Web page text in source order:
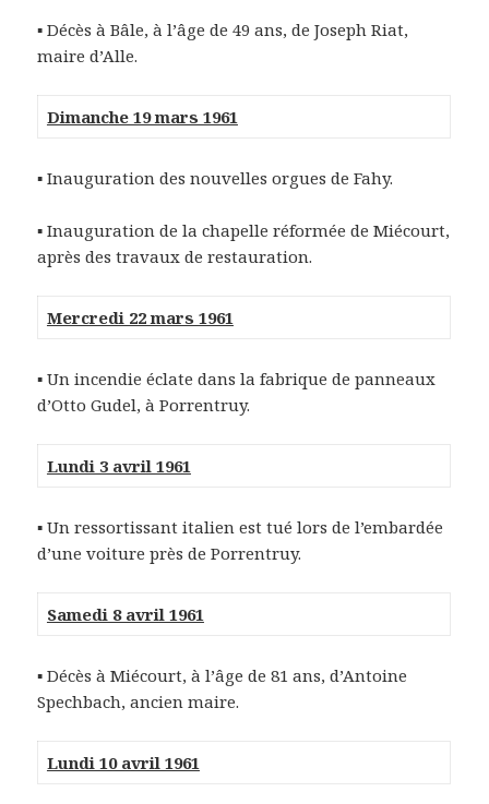
▪ Décès à Bâle, à l’âge de 49 ans, de Joseph Riat,
maire d’Alle.
Dimanche 19 mars 1961
▪ Inauguration des nouvelles orgues de Fahy.
▪ Inauguration de la chapelle réformée de Miécourt,
après des travaux de restauration.
Mercredi 22 mars 1961
▪ Un incendie éclate dans la fabrique de panneaux
d’Otto Gudel, à Porrentruy.
Lundi 3 avril 1961
▪ Un ressortissant italien est tué lors de l’embardée
d’une voiture près de Porrentruy.
Samedi 8 avril 1961
▪ Décès à Miécourt, à l’âge de 81 ans, d’Antoine
Spechbach, ancien maire.
Lundi 10 avril 1961